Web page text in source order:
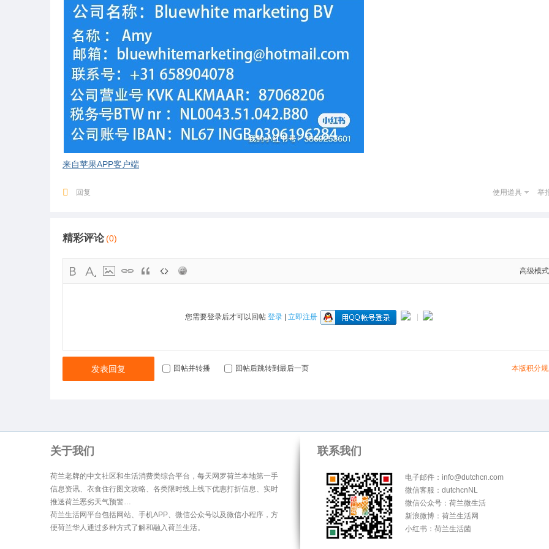
来自苹果APP客户端
回复 使用道具 举
精彩评论(0)
高级模式
您需要登录后才可以回帖 登录| 立即注册
本版积分
发表回复 回帖并转播 回帖后跳转到最后一页
关于我们
荷兰老牌的中文社区和生活消费类综合平台，每天网罗荷兰本地第一手
信息资讯、衣食住行图文攻略、各类限时线上线下优惠打折信息、实时
推送荷兰恶劣天气预警…
荷兰生活网平台包括网站、手机APP、微信公众号以及微信小程序，方
便荷兰华人通过多种方式了解和融入荷兰生活。
联系我们
电子邮件：info@dutchcn.com
微信客服：dutchcnNL
微信公众号：荷兰微生活
新浪微博：荷兰生活网
小红书：荷兰生活菌